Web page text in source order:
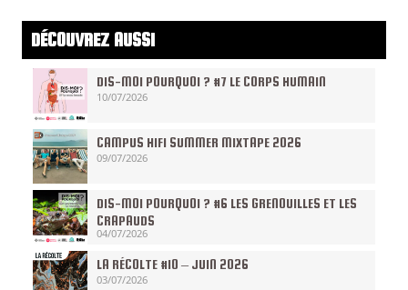
DÉCOUVREZ AUSSI
DIS-MOI POURQUOI ? #7 LE CORPS HUMAIN
10/07/2026
CAMPUS HIFI SUMMER MIXTAPE 2026
09/07/2026
DIS-MOI POURQUOI ? #6 LES GRENOUILLES ET LES
CRAPAUDS
04/07/2026
LA RÉCOLTE #10 – JUIN 2026
03/07/2026